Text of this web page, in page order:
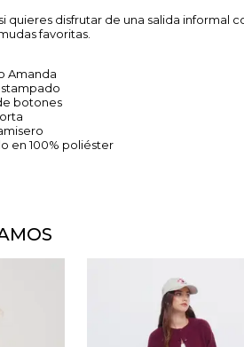
quieres disfrutar de una salida informal
favoritas.
Amanda
botones
en 100% poliéster